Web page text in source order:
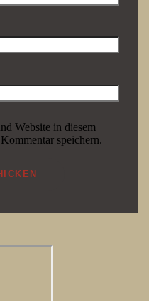
Website in diesem
speichern.